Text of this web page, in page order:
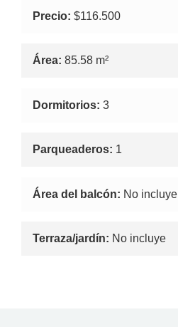
Precio: $116.500
Área: 85.58 m²
Dormitorios: 3
Parqueaderos: 1
Área del balcón: No incluye
Terraza/jardín: No incluye